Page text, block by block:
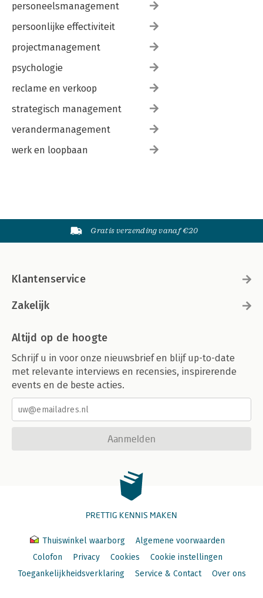
personeelsmanagement
persoonlijke effectiviteit
projectmanagement
psychologie
reclame en verkoop
strategisch management
verandermanagement
werk en loopbaan
Gratis verzending vanaf €20
Klantenservice
Zakelijk
Altijd op de hoogte
Schrijf u in voor onze nieuwsbrief en blijf up-to-date
met relevante interviews en recensies, inspirerende
events en de beste acties.
Aanmelden
PRETTIG KENNIS MAKEN
Thuiswinkel waarborg
Algemene voorwaarden
Colofon
Privacy Cookies
Cookie instellingen
Toegankelijkheidsverklaring
Service & Contact Over ons